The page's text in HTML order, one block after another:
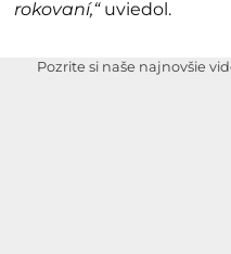
rokovaní,“uviedol.
Pozrite si naše najnovšie